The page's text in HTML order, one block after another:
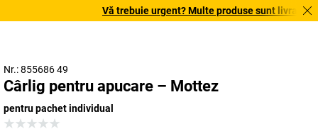
Vă trebuie urgent? Multe produse sunt livrate în
Nr.: 855686 49
Cârlig pentru apucare – Mottez
pentru pachet individual